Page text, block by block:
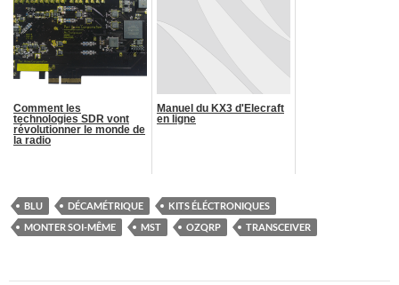
Comment les
technologies SDR vont
révolutionner le monde de
la radio
Manuel du KX3 d'Elecraft
en ligne
BLU DÉCAMÉTRIQUE
KITS ÉLÉCTRONIQUES
MONTER SOI-MÊME
MST OZQRP TRANSCEIVER